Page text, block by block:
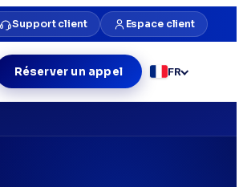
Support client Espace client
Réserver un appel FR